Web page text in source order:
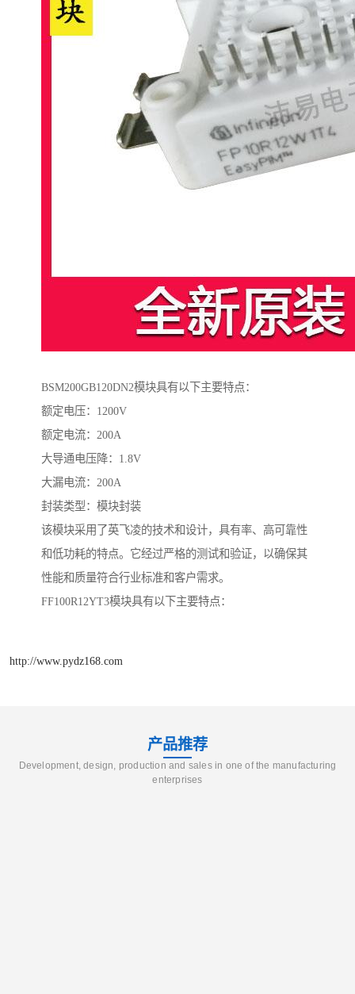
BSM200GB120DN2模块具有以下主要特点：
额定电压：1200V
额定电流：200A
大导通电压降：1.8V
大漏电流：200A
封装类型：模块封装
该模块采用了英飞凌的技术和设计，具有率、高可靠性
和低功耗的特点。它经过严格的测试和验证，以确保其
性能和质量符合行业标准和客户需求。
FF100R12YT3模块具有以下主要特点：
http://www.pydz168.com
产品推荐
Development, design, production and sales in one of the manufacturing
enterprises